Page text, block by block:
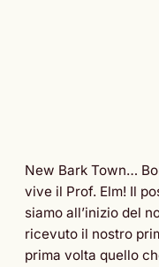
New Bark Town…
vive il Prof. Elm! Il
siamo all’inizio del
ricevuto il nostro
prima volta quello